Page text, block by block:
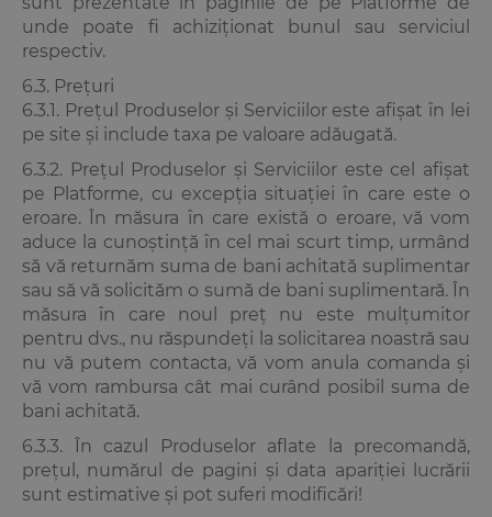
unde poate fi achiziționat bunul sau serviciul
respectiv.
6.3. Prețuri
6.3.1. Prețul Produselor și Serviciilor este afișat în lei
pe site și include taxa pe valoare adăugată.
6.3.2. Prețul Produselor și Serviciilor este cel afișat
pe Platforme, cu excepția situației în care este o
eroare. În măsura în care există o eroare, vă vom
aduce la cunoștință în cel mai scurt timp, urmând
să vă returnăm suma de bani achitată suplimentar
sau să vă solicităm o sumă de bani suplimentară. În
măsura în care noul preț nu este mulțumitor
pentru dvs., nu răspundeți la solicitarea noastră sau
nu vă putem contacta, vă vom anula comanda și
vă vom rambursa cât mai curând posibil suma de
bani achitată.
6.3.3. În cazul Produselor aflate la precomandă,
prețul, numărul de pagini și data apariției lucrării
sunt estimative și pot suferi modificări!